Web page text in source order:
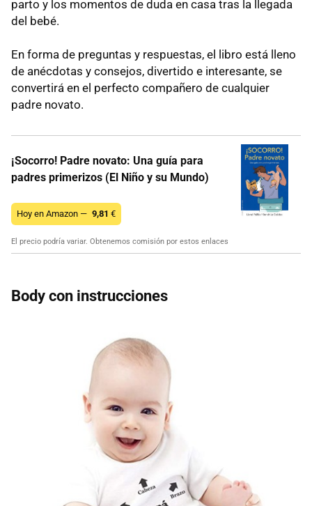
parto y los momentos de duda en casa tras la llegada
del bebé.
En forma de preguntas y respuestas, el libro está lleno
de anécdotas y consejos, divertido e interesante, se
convertirá en el perfecto compañero de cualquier
padre novato.
¡Socorro! Padre novato: Una guía para
padres primerizos (El Niño y su Mundo)
Hoy en Amazon — 9,81 €
El precio podría variar. Obtenemos comisión por estos enlaces
Body con instrucciones